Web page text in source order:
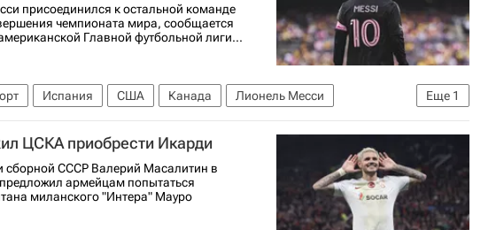
присоединился к остальной команде
чемпионата мира, сообщается
Главной футбольной лиги...
Еще 1
Испания США Канада
Лионель Месси
ЦСКА приобрести Икарди
СССР Валерий Масалитин в
армейцам попытаться
миланского "Интера" Мауро